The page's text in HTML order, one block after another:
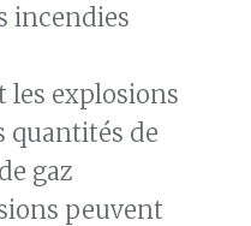
incendies
les explosions
quantités de
gaz
peuvent